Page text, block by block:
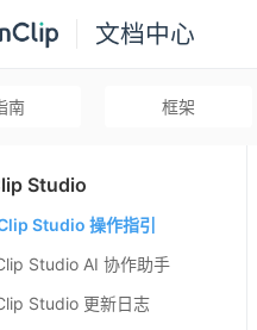
文档中心
南 框架
Studio
Studio 操作指引
Studio AI 协作助手
Studio 更新日志